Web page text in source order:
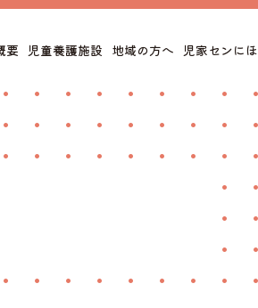
要 児童養護施設 地域の方へ 児家センにほ